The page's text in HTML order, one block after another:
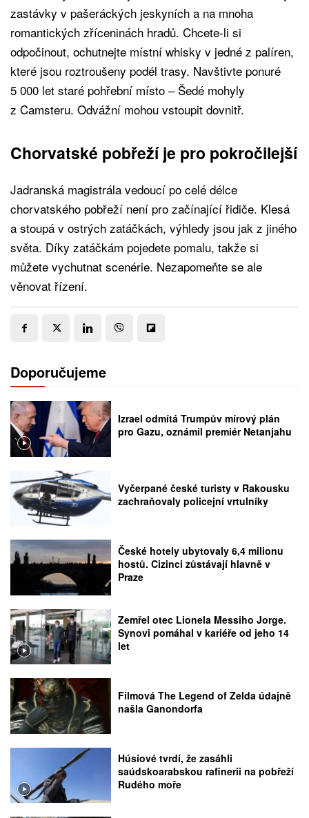
zastávky v pašeráckých jeskyních a na mnoha
romantických zříceninách hradů. Chcete-li si
odpočinout, ochutnejte místní whisky v jedné z palíren,
které jsou roztroušeny podél trasy. Navštivte ponuré
5 000 let staré pohřební místo – Šedé mohyly
z Camsteru. Odvážní mohou vstoupit dovnitř.
Chorvatské pobřeží je pro pokročilejší
Jadranská magistrála vedoucí po celé délce
chorvatského pobřeží není pro začínající řidiče. Klesá
a stoupá v ostrých zatáčkách, výhledy jsou jak z jiného
světa. Díky zatáčkám pojedete pomalu, takže si
můžete vychutnat scenérie. Nezapomeňte se ale
věnovat řízení.
Doporučujeme
Izrael odmítá Trumpův mírový plán
pro Gazu, oznámil premiér Netanjahu
Vyčerpané české turisty v Rakousku
zachraňovaly policejní vrtulníky
České hotely ubytovaly 6,4 milionu
hostů. Cizinci zůstávají hlavně v
Praze
Zemřel otec Lionela Messiho Jorge.
Synovi pomáhal v kariéře od jeho 14
let
Filmová The Legend of Zelda údajně
našla Ganondorfa
Húsíové tvrdí, že zasáhli
saúdskoarabskou rafinerii na pobřeží
Rudého moře